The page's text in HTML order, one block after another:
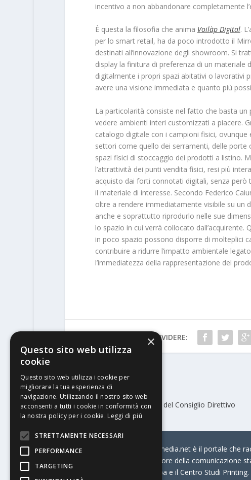
incentivo a non abbandonare completamente
È questa la filosofia che anima Voilàp Digital.
per lo smart retail, ha da poco introdotto il
destinati all’innovazione degli showroom. Si
display la finitura di preferenza di un
digitalmente i propri spazi abitativi o lavorativi
avere una visione immediata e quanto più
La particolarità consiste nel fatto che basta
vedere ambienti interi customizzati a piacere.
catalogo digitale con i campioni fisici,
settori come quello dei serramenti, delle porte
spazi fisici di stoccaggio dei prodotti a listino.
l’attrattività dei punti vendita fisici, resi più
acquisto dai forti connotati digitali, senza però
il materiale di interesse. Secondo Federico
oltre a rendere immediatamente visibile su un
anche e soprattutto riprodurlo nelle sue
lo spazio in cui verrà collocato
in poco spazio possono disporre di molteplici
contribuire a ridurre l’impatto ambientale
l’immediatezza della rappresentazione del
CONDIVIDERE:
PRECEDENTE
Acimga, nuova composizione del Consiglio Direttivo
© Stratego Group –
stampamedia.net è il portale che
per chi opera in Italia nel settore della comunicazione
Connection, i Big della Stampa e il Centro Studi Printing.
×
Questo sito web utilizza
cookie
Questo sito web utilizza i cookie per
migliorare la tua esperienza di
navigazione. Utilizzando il nostro sito web
acconsenti a tutti i cookie in conformità con
la nostra policy per i cookie. Leggi di più
STRETTAMENTE NECESSARI
PERFORMANCE
TARGETING